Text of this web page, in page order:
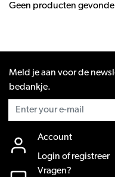
Geen producten
Meld je aan voor de
bedankje.
Account
Login of registreer
Vragen?